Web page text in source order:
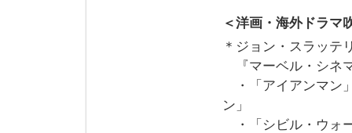
＜洋画・海外ドラマ
＊ジョン・スラッテ
『マーベル・シネ
・「アイアンマ
ン」
・「シビル・ウォ